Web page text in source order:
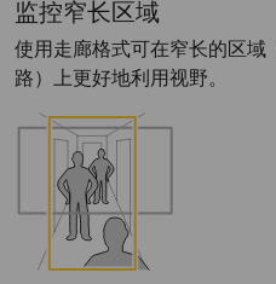
监控窄长区域
使用走廊格式可在窄长的区域
路）上更好地利用视野。